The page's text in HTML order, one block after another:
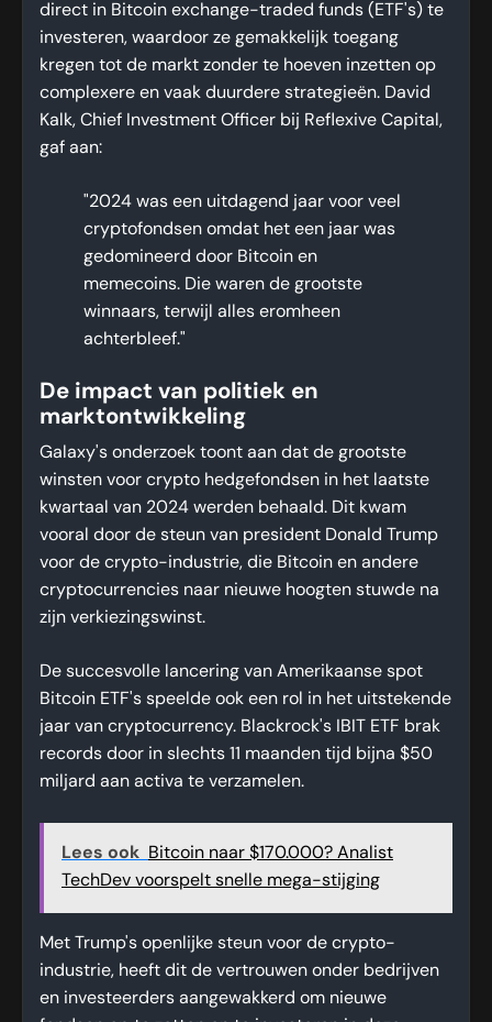
direct in Bitcoin exchange-traded funds (ETF's) te
investeren, waardoor ze gemakkelijk toegang
kregen tot de markt zonder te hoeven inzetten op
complexere en vaak duurdere strategieën. David
Kalk, Chief Investment Officer bij Reflexive Capital,
gaf aan:
"2024 was een uitdagend jaar voor veel
cryptofondsen omdat het een jaar was
gedomineerd door Bitcoin en
memecoins. Die waren de grootste
winnaars, terwijl alles eromheen
achterbleef."
De impact van politiek en
marktontwikkeling
Galaxy's onderzoek toont aan dat de grootste
winsten voor crypto hedgefondsen in het laatste
kwartaal van 2024 werden behaald. Dit kwam
vooral door de steun van president Donald Trump
voor de crypto-industrie, die Bitcoin en andere
cryptocurrencies naar nieuwe hoogten stuwde na
zijn verkiezingswinst.
De succesvolle lancering van Amerikaanse spot
Bitcoin ETF's speelde ook een rol in het uitstekende
jaar van cryptocurrency. Blackrock's IBIT ETF brak
records door in slechts 11 maanden tijd bijna $50
miljard aan activa te verzamelen.
Lees ook
Bitcoin naar $170.000? Analist
TechDev voorspelt snelle mega-stijging
Met Trump's openlijke steun voor de crypto-
industrie, heeft dit de vertrouwen onder bedrijven
en investeerders aangewakkerd om nieuwe